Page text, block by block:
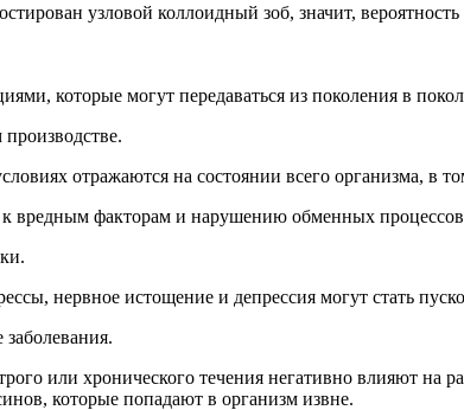
узловой коллоидный зоб, значит,
которые могут передаваться из поколения в
отражаются на состоянии всего организма, в
вредным факторам и нарушению обменных
нервное истощение и депрессия могут стать
или хронического течения негативно влияют
которые попадают в организм извне.